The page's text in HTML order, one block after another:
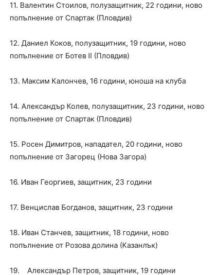
11. Валентин Стоилов, полузащитник, 22 години, ново
попълнение от Спартак (Пловдив)
12. Даниел Коков, полузащитник, 19 години, ново
попълнение от Ботев II (Пловдив)
13. Максим Калончев, 16 години, юноша на клуба
14. Александър Колев, полузащитник, 23 години, ново
попълнение от Спартак (Пловдив)
15. Росен Димитров, нападател, 20 години, ново
попълнение от Загорец (Нова Загора)
16. Иван Георгиев, защитник, 23 години
17. Венцислав Богданов, защитник, 23 години
18. Иван Станчев, защитник, 18 години, ново
попълнение от Розова долина (Казанлък)
19. Александър Петров, защитник, 19 години